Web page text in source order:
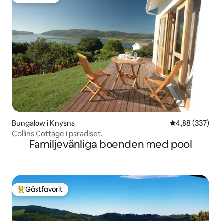
Bungalow i Knysna 4,88 av 5 i
4,88 (337)
Collins Cottage i paradiset.
Familjevänliga boenden med pool
Populär gästfavorit
Gästfavorit